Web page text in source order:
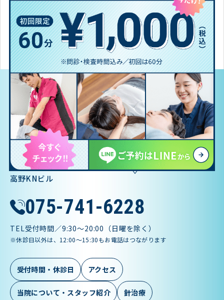
該当するレビューはありません。
平川接骨院グループ
左京区高野
平川接骨院／針灸治療院
〒606-8181
京都市左京区一乗寺地蔵本町6-2
高野KNビル
075-741-6228
TEL受付時間／9:30〜20:00（日曜を除く）
※休診日以外は、12:00～15:30もお電話はつながります
受付時間・休診日 アクセス
当院について・スタッフ紹介 針治療